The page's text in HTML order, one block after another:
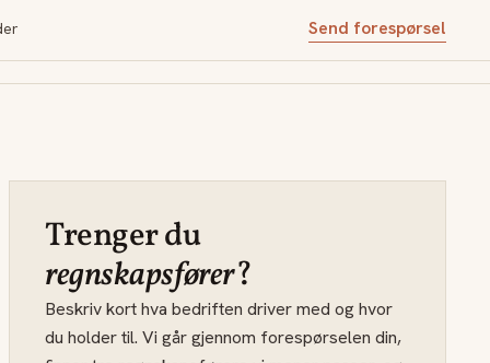
Send forespørsel
Trenger du
regnskapsfører?
Beskriv kort hva bedriften driver med og hvor
du holder til. Vi går gjennom forespørselen din,